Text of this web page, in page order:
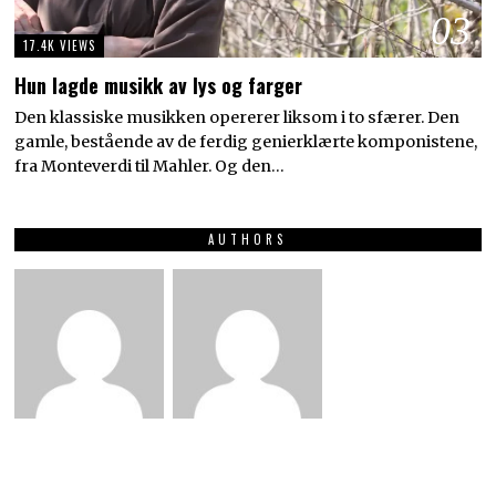
03
17.4K VIEWS
Hun lagde musikk av lys og farger
Den klassiske musikken opererer liksom i to sfærer. Den
gamle, bestående av de ferdig genierklærte komponistene,
fra Monteverdi til Mahler. Og den…
AUTHORS